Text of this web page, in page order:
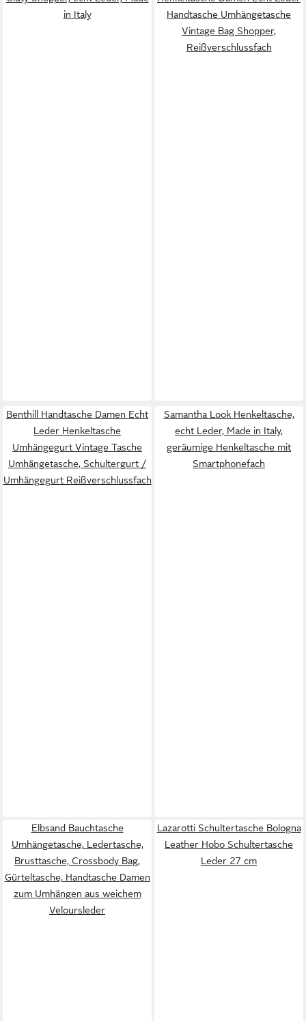
in Italy
Handtasche Umhängetasche
Vintage Bag Shopper,
Reißverschlussfach
Benthill Handtasche Damen Echt
Leder Henkeltasche
Umhängegurt Vintage Tasche
Umhängetasche, Schultergurt /
Umhängegurt Reißverschlussfach
Samantha Look Henkeltasche,
echt Leder, Made in Italy,
geräumige Henkeltasche mit
Smartphonefach
Elbsand Bauchtasche
Umhängetasche, Ledertasche,
Brusttasche, Crossbody Bag,
Gürteltasche, Handtasche Damen
zum Umhängen aus weichem
Veloursleder
Lazarotti Schultertasche Bologna
Leather Hobo Schultertasche
Leder 27 cm